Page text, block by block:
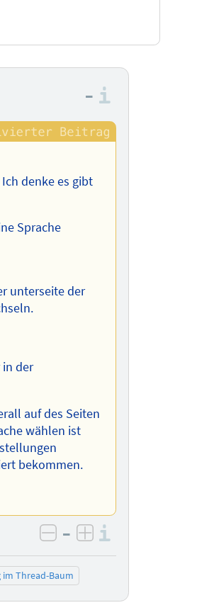
–
denke es gibt
Sprache
unterseite der
in der
auf des Seiten
wählen ist
bekommen.
negativ bewerten
– positiv bewerten
im Thread-Baum